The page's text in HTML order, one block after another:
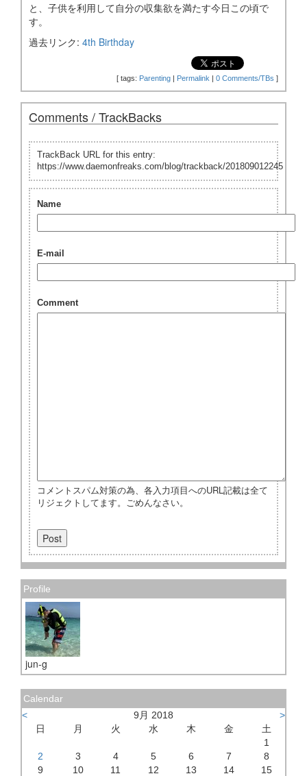
と、子供を利用して自分の収集欲を満たす今日この頃で
す。
過去リンク: 4th Birthday
[ tags: Parenting | Permalink | 0 Comments/TBs ]
Comments / TrackBacks
TrackBack URL for this entry:
https://www.daemonfreaks.com/blog/trackback/201809012245
Name
E-mail
Comment
コメントスパム対策の為、各入力項目へのURL記載は全て
リジェクトしてます。ごめんなさい。
Profile
jun-g
Calendar
<
9月 2018
>
日
月 火 水 木 金
土
1
2
3 4 5 6 7
8
9
10 11 12 13 14
15